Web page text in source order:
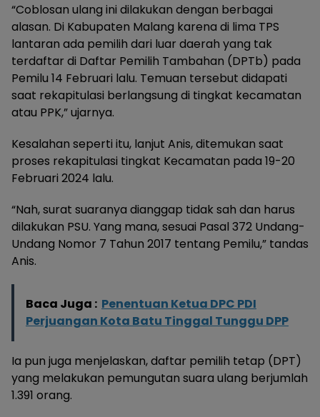
“Coblosan ulang ini dilakukan dengan berbagai
alasan. Di Kabupaten Malang karena di lima TPS
lantaran ada pemilih dari luar daerah yang tak
terdaftar di Daftar Pemilih Tambahan (DPTb) pada
Pemilu 14 Februari lalu. Temuan tersebut didapati
saat rekapitulasi berlangsung di tingkat kecamatan
atau PPK,” ujarnya.
Kesalahan seperti itu, lanjut Anis, ditemukan saat
proses rekapitulasi tingkat Kecamatan pada 19-20
Februari 2024 lalu.
“Nah, surat suaranya dianggap tidak sah dan harus
dilakukan PSU. Yang mana, sesuai Pasal 372 Undang-
Undang Nomor 7 Tahun 2017 tentang Pemilu,” tandas
Anis.
Baca Juga : Penentuan Ketua DPC PDI
Perjuangan Kota Batu Tinggal Tunggu DPP
Ia pun juga menjelaskan, daftar pemilih tetap (DPT)
yang melakukan pemungutan suara ulang berjumlah
1.391 orang.